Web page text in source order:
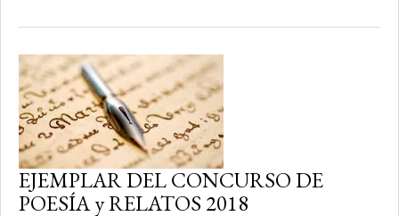
EJEMPLAR DEL CONCURSO DE
POESÍA y RELATOS 2018